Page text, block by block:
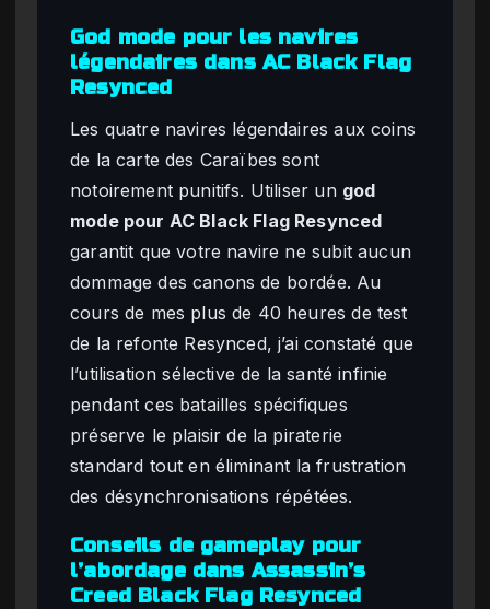
God mode pour les navires
légendaires dans AC Black Flag
Resynced
Les quatre navires légendaires aux coins
de la carte des Caraïbes sont
notoirement punitifs. Utiliser un god
mode pour AC Black Flag Resynced
garantit que votre navire ne subit aucun
dommage des canons de bordée. Au
cours de mes plus de 40 heures de test
de la refonte Resynced, j’ai constaté que
l’utilisation sélective de la santé infinie
pendant ces batailles spécifiques
préserve le plaisir de la piraterie
standard tout en éliminant la frustration
des désynchronisations répétées.
Conseils de gameplay pour
l’abordage dans Assassin’s
Creed Black Flag Resynced